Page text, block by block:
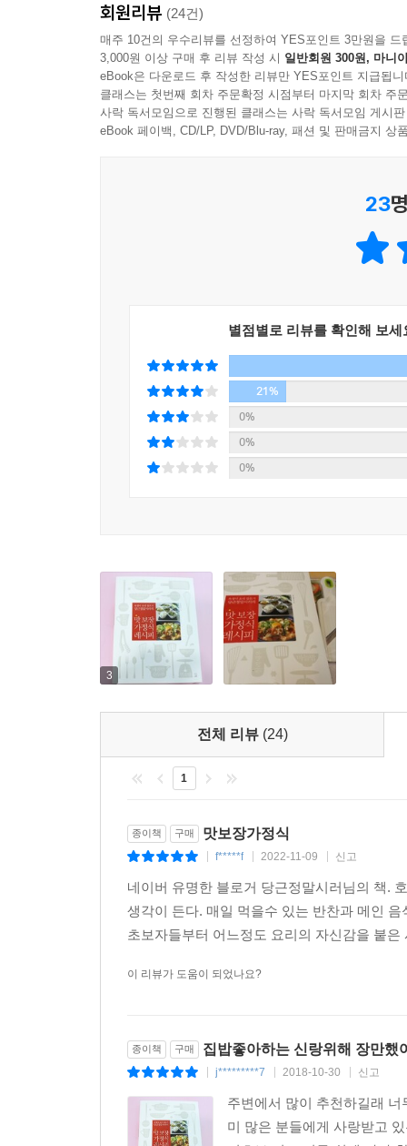
아가용 간장떡볶이
어묵탕
레몬우동
101마리 새우튀김
어린이용 춘권피만두
회원리뷰 (24건)
매주 10건의 우수리뷰를 선정하여 YES포인트 3만원을 드
3,000원 이상 구매 후 리뷰 작성 시 일반회원 300원, 마니
eBook은 다운로드 후 작성한 리뷰만 YES포인트 지급됩니
클래스는 첫번째 회차 주문확정 시점부터 마지막 회차 주
사락 독서모임으로 진행된 클래스는 사락 독서모임 게시
eBook 페이백, CD/LP, DVD/Blu-ray, 패션 및 판매금지 상
23
별점별로 리뷰를 확인해 보세
21%
0%
0%
0%
3
전체 리뷰 (24)
1
종이책 구매 맛보장가정식
f*****f 2022-11-09 신고
네이버 유명한 블로거 당근정말시러님의 책.
생각이 든다. 매일 먹을수 있는 반찬과 메인
초보자들부터 어느정도 요리의 자신감을 붙
이 리뷰가 도움이 되었나요?
종이책 구매 집밥좋아하는 신랑위해 장만했
j*********7 2018-10-30 신고
주변에서 많이 추천하길래
미 많은 분들에게 사랑받고